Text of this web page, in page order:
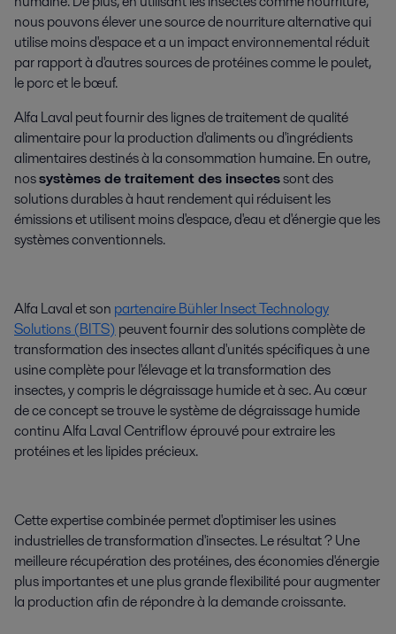
nous pouvons élever une source de nourriture alternative qui
utilise moins d'espace et a un impact environnemental réduit
par rapport à d'autres sources de protéines comme le poulet,
le porc et le bœuf.
Alfa Laval peut fournir des lignes de traitement de qualité
alimentaire pour la production d'aliments ou d'ingrédients
alimentaires destinés à la consommation humaine.En outre,
nossystèmes de traitement des insectessont des
solutions durables à haut rendement qui réduisent les
émissions et utilisent moins d'espace, d'eau et d'énergie que les
systèmes conventionnels.
Alfa Laval et son partenaire Bühler Insect Technology
Solutions (BITS) peuvent fournir des solutions complète de
transformation des insectes allant d'unités spécifiques à une
usine complète pour l'élevage et la transformation des
insectes,y compris le dégraissage humide et à sec. Au cœur
de ce concept se trouve le système de dégraissage humide
continu Alfa Laval Centriflow éprouvé pour extraire les
protéines et les lipides précieux.
Cette expertise combinée permet d'optimiser les usines
industrielles de transformation d'insectes. Le résultat ? Une
meilleure récupération des protéines, des économies d'énergie
plus importantes et une plus grande flexibilité pour augmenter
la production afin de répondre à la demande croissante.